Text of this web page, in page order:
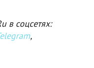
в соцсетях:
,